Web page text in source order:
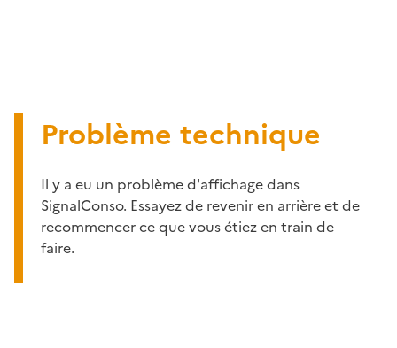
Problème technique
Il y a eu un problème d'affichage dans
SignalConso. Essayez de revenir en arrière et de
recommencer ce que vous étiez en train de
faire.